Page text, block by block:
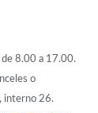
de 8.00 a 17.00.
o
interno 26.